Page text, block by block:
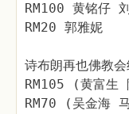
RM100 黄铭仔
RM20 郭雅妮
诗布朗再也佛教
RM105 (黄富生
RM70 (吴金海